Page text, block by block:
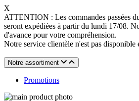
X
ATTENTION : Les commandes passées
seront expédiées à partir du lundi 17/08.
d'avance pour votre compréhension.
Notre service clientèle n'est pas disponible
Notre assortiment
Promotions